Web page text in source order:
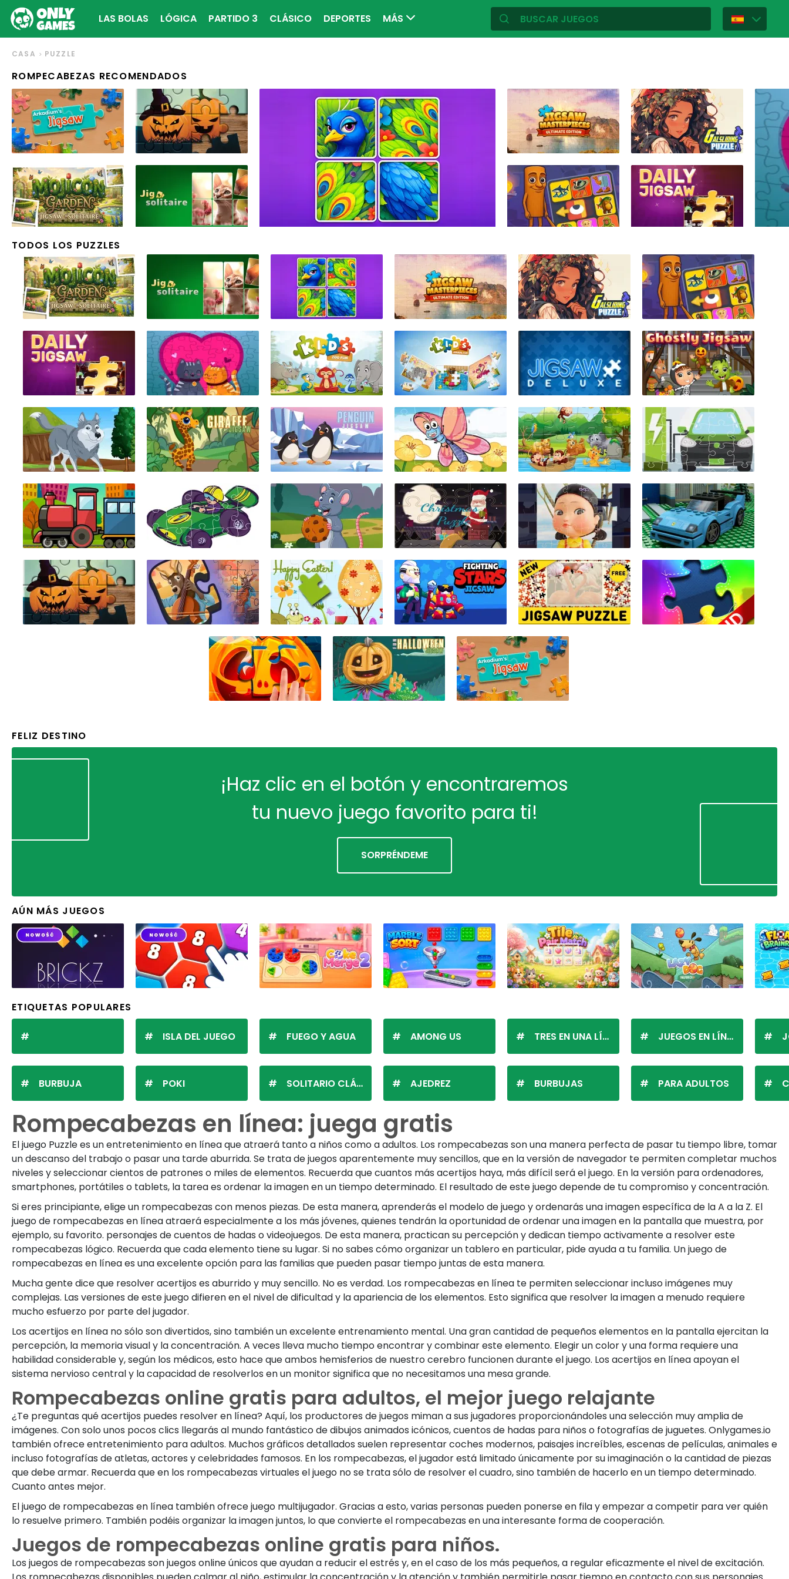
LAS BOLAS LÓGICA PARTIDO 3 CLÁSICO DEPORTES MÁS
CASA PUZZLE
ROMPECABEZAS RECOMENDADOS
TODOS LOS PUZZLES
FELIZ DESTINO
¡Haz clic en el botón y encontraremos
tu nuevo juego favorito para ti!
SORPRÉNDEME
AÚN MÁS JUEGOS
ETIQUETAS POPULARES
BURBUJA
ISLA DEL JUEGO
POKI
FUEGO Y AGUA
SOLITARIO CLÁSICO
AMONG US
AJEDREZ
TRES EN UNA LÍNEA
BURBUJAS
JUEGOS EN LÍNEA
PARA ADULTOS
Rompecabezas en línea: juega gratis
El juego Puzzle es un entretenimiento en línea que atraerá tanto a niños como a adultos. Los rompecabezas son una manera perfecta de pasar tu tiempo libre, tomar
un descanso del trabajo o pasar una tarde aburrida. Se trata de juegos aparentemente muy sencillos, que en la versión de navegador te permiten completar muchos
niveles y seleccionar cientos de patrones o miles de elementos. Recuerda que cuantos más acertijos haya, más difícil será el juego. En la versión para ordenadores,
smartphones, portátiles o tablets, la tarea es ordenar la imagen en un tiempo determinado. El resultado de este juego depende de tu compromiso y concentración.
Si eres principiante, elige un rompecabezas con menos piezas. De esta manera, aprenderás el modelo de juego y ordenarás una imagen específica de la A a la Z. El
juego de rompecabezas en línea atraerá especialmente a los más jóvenes, quienes tendrán la oportunidad de ordenar una imagen en la pantalla que muestra, por
ejemplo, su favorito. personajes de cuentos de hadas o videojuegos. De esta manera, practican su percepción y dedican tiempo activamente a resolver este
rompecabezas lógico. Recuerda que cada elemento tiene su lugar. Si no sabes cómo organizar un tablero en particular, pide ayuda a tu familia. Un juego de
rompecabezas en línea es una excelente opción para las familias que pueden pasar tiempo juntas de esta manera.
Mucha gente dice que resolver acertijos es aburrido y muy sencillo. No es verdad. Los rompecabezas en línea te permiten seleccionar incluso imágenes muy
complejas. Las versiones de este juego difieren en el nivel de dificultad y la apariencia de los elementos. Esto significa que resolver la imagen a menudo requiere
mucho esfuerzo por parte del jugador.
Los acertijos en línea no sólo son divertidos, sino también un excelente entrenamiento mental. Una gran cantidad de pequeños elementos en la pantalla ejercitan la
percepción, la memoria visual y la concentración. A veces lleva mucho tiempo encontrar y combinar este elemento. Elegir un color y una forma requiere una
habilidad considerable y, según los médicos, esto hace que ambos hemisferios de nuestro cerebro funcionen durante el juego. Los acertijos en línea apoyan el
sistema nervioso central y la capacidad de resolverlos en un monitor significa que no necesitamos una mesa grande.
Rompecabezas online gratis para adultos, el mejor juego relajante
¿Te preguntas qué acertijos puedes resolver en línea? Aquí, los productores de juegos miman a sus jugadores proporcionándoles una selección muy amplia de
imágenes. Con solo unos pocos clics llegarás al mundo fantástico de dibujos animados icónicos, cuentos de hadas para niños o fotografías de juguetes. Onlygames.io
también ofrece entretenimiento para adultos. Muchos gráficos detallados suelen representar coches modernos, paisajes increíbles, escenas de películas, animales e
incluso fotografías de atletas, actores y celebridades famosos. En los rompecabezas, el jugador está limitado únicamente por su imaginación o la cantidad de piezas
que debe armar. Recuerda que en los rompecabezas virtuales el juego no se trata sólo de resolver el cuadro, sino también de hacerlo en un tiempo determinado.
Cuanto antes mejor.
El juego de rompecabezas en línea también ofrece juego multijugador. Gracias a esto, varias personas pueden ponerse en fila y empezar a competir para ver quién
lo resuelve primero. También podéis organizar la imagen juntos, lo que convierte el rompecabezas en una interesante forma de cooperación.
Juegos de rompecabezas online gratis para niños.
Los juegos de rompecabezas son juegos online únicos que ayudan a reducir el estrés y, en el caso de los más pequeños, a regular eficazmente el nivel de excitación.